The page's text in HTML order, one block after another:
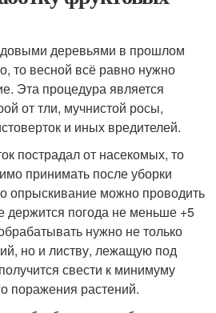
деревьями в прошлом
то весной всё равно нужно
Эта процедура является
от тли, мучнистой росы,
и иных вредителей.
пострадал от насекомых, то
принимать после уборки
опрыскивание можно проводить
держится погода не меньше +5
нужно не только
но и листву, лежащую под
свести к минимуму
поражения растений.